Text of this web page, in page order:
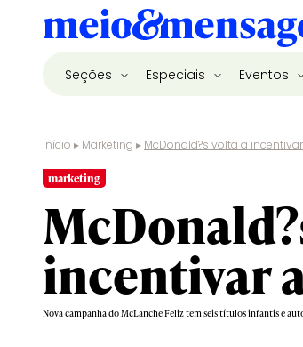
Seções Especiais Eventos
Início ▸ Marketing ▸ McDonald?s volta a
marketing
incentivar
Nova campanha do McLanche Feliz tem seis títulos infantis e